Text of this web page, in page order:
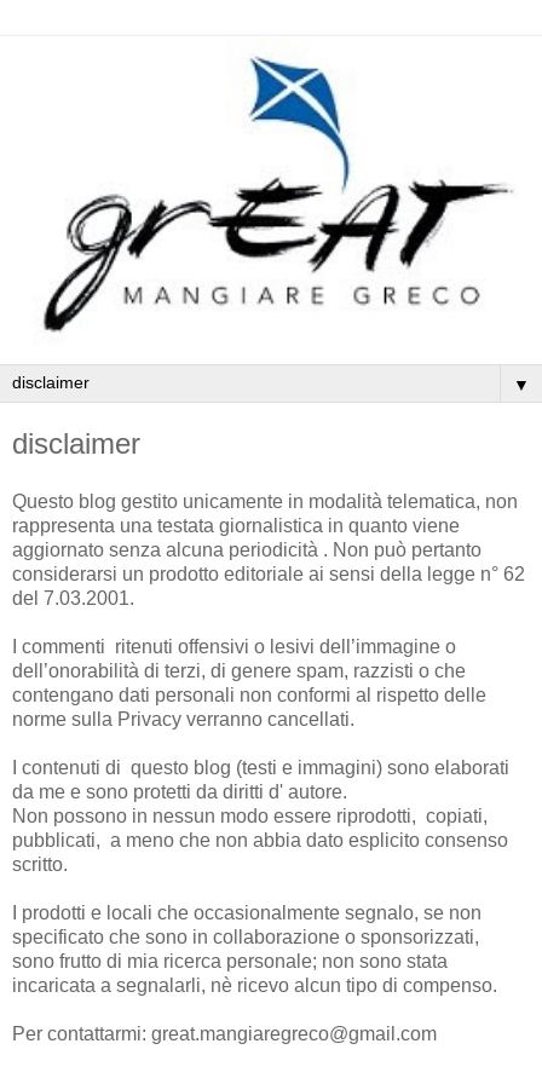
▼
disclaimer
Questo blog gestito unicamente in modalità telematica, non
rappresenta una testata giornalistica in quanto viene
aggiornato senza alcuna periodicità . Non può pertanto
considerarsi un prodotto editoriale ai sensi della legge n° 62
del 7.03.2001.
I commenti ritenuti offensivi o lesivi dell’immagine o
dell’onorabilità di terzi, di genere spam, razzisti o che
contengano dati personali non conformi al rispetto delle
norme sulla Privacy verranno cancellati.
I contenuti di questo blog (testi e immagini) sono elaborati
da me e sono protetti da diritti d' autore.
Non possono in nessun modo essere riprodotti, copiati,
pubblicati, a meno che non abbia dato esplicito consenso
scritto.
I prodotti e locali che occasionalmente segnalo, se non
specificato che sono in collaborazione o sponsorizzati,
sono frutto di mia ricerca personale; non sono stata
incaricata a segnalarli, nè ricevo alcun tipo di compenso.
Per contattarmi: great.mangiaregreco@gmail.com